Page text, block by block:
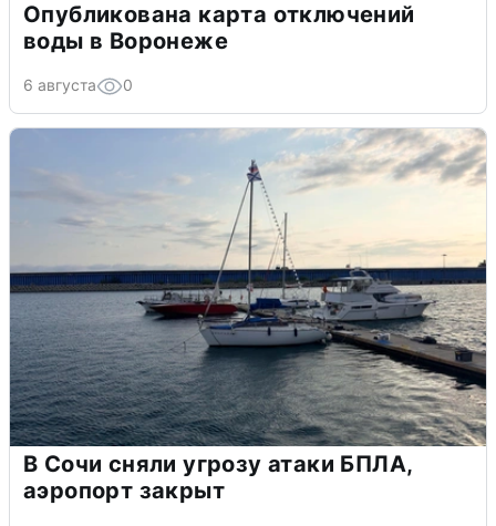
Опубликована карта отключений
воды в Воронеже
6 августа 0
В Сочи сняли угрозу атаки БПЛА,
аэропорт закрыт